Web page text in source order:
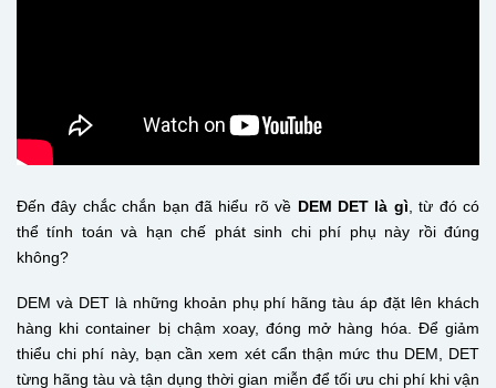
Đến đây chắc chắn bạn đã hiểu rõ về DEM DET là gì , từ đó có
thể tính toán và hạn chế phát sinh chi phí phụ này rồi đúng
không?
DEM và DET là những khoản phụ phí hãng tàu áp đặt lên khách
hàng khi container bị chậm xoay, đóng mở hàng hóa. Để giảm
thiểu chi phí này, bạn cần xem xét cẩn thận mức thu DEM, DET
từng hãng tàu và tận dụng thời gian miễn để tối ưu chi phí khi vận